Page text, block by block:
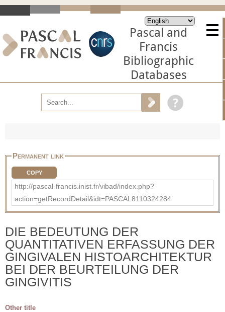
Pascal and
Francis
Bibliographic
Databases
Permanent link
COPY
http://pascal-francis.inist.fr/vibad/index.php?
action=getRecordDetail&idt=PASCAL8110324284
DIE BEDEUTUNG DER
QUANTITATIVEN ERFASSUNG DER
GINGIVALEN HISTOARCHITEKTUR
BEI DER BEURTEILUNG DER
GINGIVITIS
Other title